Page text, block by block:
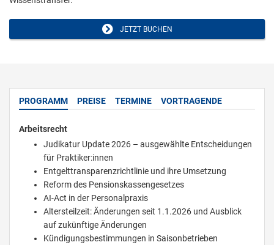
JETZT BUCHEN
PROGRAMM PREISE TERMINE VORTRAGENDE
Arbeitsrecht
Judikatur Update 2026 – ausgewählte Entscheidungen
für Praktiker:innen
Entgelttransparenzrichtlinie und ihre Umsetzung
Reform des Pensionskassengesetzes
AI-Act in der Personalpraxis
Altersteilzeit: Änderungen seit 1.1.2026 und Ausblick
auf zukünftige Änderungen
Kündigungsbestimmungen in Saisonbetrieben